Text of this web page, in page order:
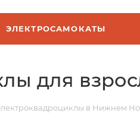
ЭЛЕКТРОСАМОКАТЫ
для
в Нижнем